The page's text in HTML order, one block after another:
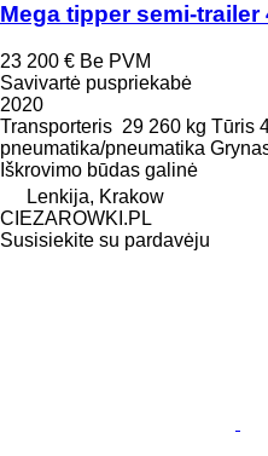
Mega tipper semi-trailer
23 200 € Be PVM
Savivartė puspriekabė
2020
Transporteris 29 260 kg Tūris
pneumatika/pneumatika
Iškrovimo būdas galinė
Lenkija, Krakow
CIEZAROWKI.PL
Susisiekite su pardavėju